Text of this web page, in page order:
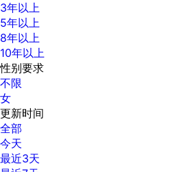
3年以上
5年以上
8年以上
10年以上
性别要求
不限
女
更新时间
全部
今天
最近3天